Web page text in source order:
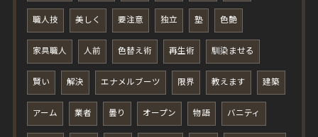
職人技 美しく 要注意 独立 塾 色艶
家具職人 人前 色替え術 再生術 馴染ませる
賢い 解決 エナメルブーツ 限界 教えます 建築
アーム 業者 曇り オープン 物語 バニティ